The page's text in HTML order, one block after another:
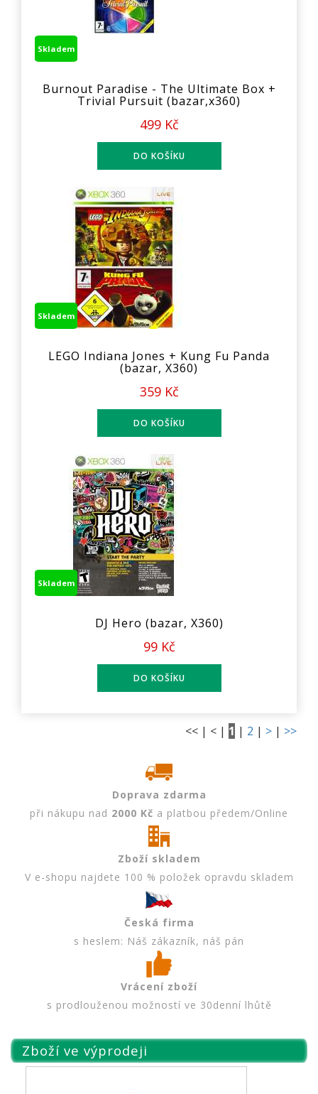
Skladem
Burnout Paradise - The Ultimate Box +
Trivial Pursuit (bazar,x360)
499 Kč
Skladem
LEGO Indiana Jones + Kung Fu Panda
(bazar, X360)
359 Kč
Skladem
DJ Hero (bazar, X360)
99 Kč
<< | < | 1 | 2 | > | >>
Doprava zdarma
při nákupu nad 2000 Kč a platbou předem/Online
Zboží skladem
V e-shopu najdete 100 % položek opravdu skladem
Česká firma
s heslem: Náš zákazník, náš pán
Vrácení zboží
s prodlouženou možností ve 30denní lhůtě
Zboží ve výprodeji